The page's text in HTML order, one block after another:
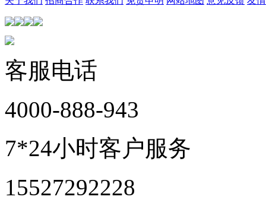
客服电话
4000-888-943
7*24小时客户服务
15527292228